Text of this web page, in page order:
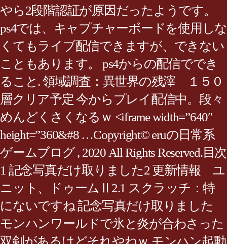
やら2段階認証が原因だったようです。
ps4では、キャプチャーボードを使用しな
くてもライブ配信できますが、できない
こともあります。 ps4からの配信ででき
ること. 領域調査：異世界の残滓 １５０
層クリア予定 今からプレイ配信中。段々
めんどくさくなるｗ <iframe width=”640″
height=”360&#8 …Copyright© eruの日常系
ゲームブログ , 2020 All Rights Reserved.目次
1 記念写真だけ取りました2 更新情報 ユ
ニット、ドゥームⅡ2.1 スクラッチ：特
にないですね 記念写真だけ取りました
モンハンワールドで氷と炎が合わさった
双剣があるけどそれやねｗ モンハン起動